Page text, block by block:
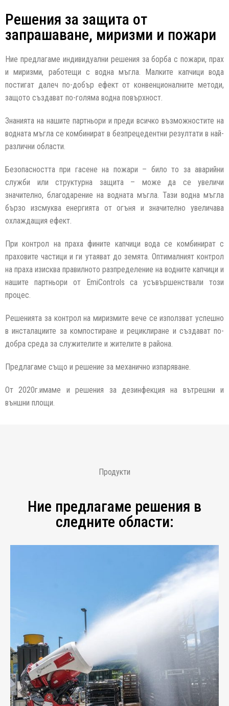
Решения за защита от
запрашаване, миризми и пожари
Ние предлагаме индивидуални решения за борба с пожари, прах
и миризми, работещи с водна мъгла. Малките капчици вода
постигат далеч по-добър ефект от конвенционалните методи,
защото създават по-голяма водна повърхност.
Знанията на нашите партньори и преди всичко възможностите на
водната мъгла се комбинират в безпрецедентни резултати в най-
различни области.
Безопасността при гасене на пожари – било то за аварийни
служби или структурна защита – може да се увеличи
значително, благодарение на водната мъгла. Тази водна мъгла
бързо изсмуква енергията от огъня и значително увеличава
охлаждащия ефект.
При контрол на праха фините капчици вода се комбинират с
праховите частици и ги утаяват до земята. Оптималният контрол
на праха изисква правилното разпределение на водните капчици и
нашите партньори от EmiControls са усъвършенствали този
процес.
Решенията за контрол на миризмите вече се използват успешно
в инсталациите за компостиране и рециклиране и създават по-
добра среда за служителите и жителите в района.
Предлагаме също и решение за механично изпаряване.
От 2020г.имаме и решения за дезинфекция на вътрешни и
външни площи.
Продукти
Ние предлагaме решения в
слeдните области: